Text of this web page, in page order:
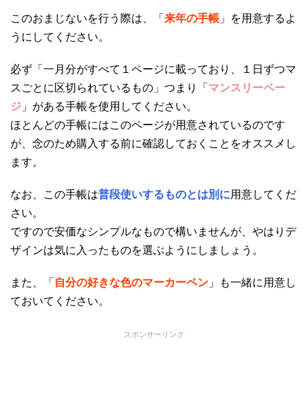
このおまじないを行う際は、「 来年の手帳 」を用意するよ
うにしてください。
必ず「一月分がすべて１ページに載っており、１日ずつマ
スごとに区切られているもの」つまり「 マンスリーペー
ジ 」がある手帳を使用してください。
ほとんどの手帳にはこのページが用意されているのです
が、念のため購入する前に確認しておくことをオススメし
ます。
なお、この手帳は普段使いするものとは別に用意してくだ
さい。
ですので安価なシンプルなもので構いませんが、やはりデ
ザインは気に入ったものを選ぶようにしましょう。
また、「 自分の好きな色のマーカーペン 」も一緒に用意し
ておいてください。
スポンサーリンク